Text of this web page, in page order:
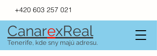
+420 603 257 021
CanarexReal
Tenerife, kde sny majú adresu.